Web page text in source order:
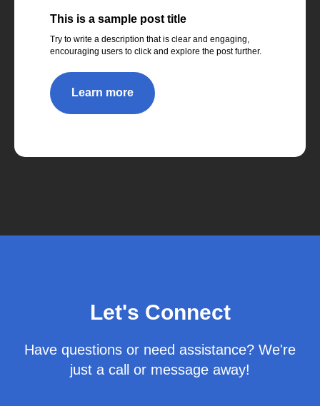
This is a sample post title
Try to write a description that is clear and engaging,
encouraging users to click and explore the post further.
Learn more
Let's Connect
Have questions or need assistance? We're
just a call or message away!